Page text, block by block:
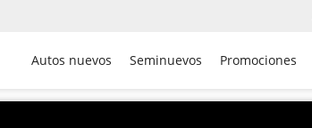
Autos nuevos Seminuevos Promociones